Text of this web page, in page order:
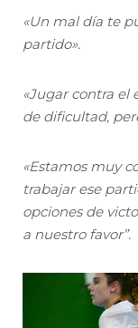
«Un mal día te
partido».
«Jugar contra el
de dificultad,
«Estamos muy
trabajar ese
opciones de
a nuestro favor”.